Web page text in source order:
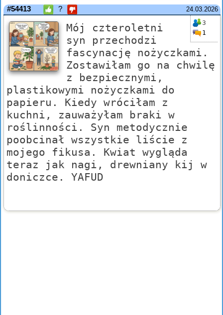
24.03.2026
#54413 ?
3
1
Mój czteroletni
syn przechodzi
fascynację nożyczkami.
Zostawiłam go na chwilę
z bezpiecznymi,
plastikowymi nożyczkami do
papieru. Kiedy wróciłam z
kuchni, zauważyłam braki w
roślinności. Syn metodycznie
poobcinał wszystkie liście z
mojego fikusa. Kwiat wygląda
teraz jak nagi, drewniany kij w
doniczce. YAFUD